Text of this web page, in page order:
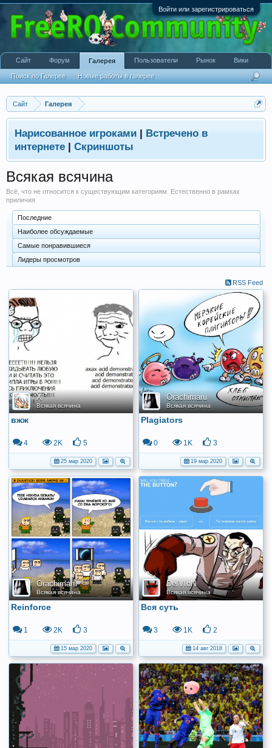
Войти или зарегистрироваться
Сайт Галерея
Нарисованное игроками | Встречено в
интернете | Скриншоты
Всякая всячина
Всё, что не относится к существующим категориям. Естественно в рамках
приличия
Последние
Наиболее обсуждаемые
Самые понравившиеся
Лидеры просмотров
RSS Feed
X
Всякая всячина
вжж
4 2K 5
25 мар 2020
Orachimaru
Всякая всячина
Plagiators
0 1K 3
19 мар 2020
Orachimaru
Всякая всячина
Reinforce
1 2K 3
15 мар 2020
DeIVIoN
Всякая всячина
Вся суть
3 1K 2
14 авг 2018
Сайт Форум Галерея
Поиск по Галерее Новые работы в галерее
Пользователи Рынок Вики